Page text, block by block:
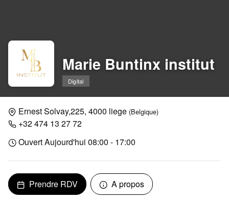
Marie Buntinx institut
Digital
Ernest Solvay,225, 4000 liege (Belgique)
+32 474 13 27 72
Ouvert Aujourd'hui 08:00 - 17:00
Prendre RDV A propos